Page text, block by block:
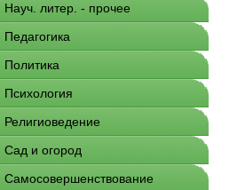
Науч. литер. - прочее
Педагогика
Политика
Психология
Религиоведение
Сад и огород
Самосовершенствование